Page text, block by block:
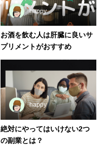
happy
お酒を飲む人は肝臓に良いサ
プリメントがおすすめ
happy
絶対にやってはいけない2つ
の副業とは？